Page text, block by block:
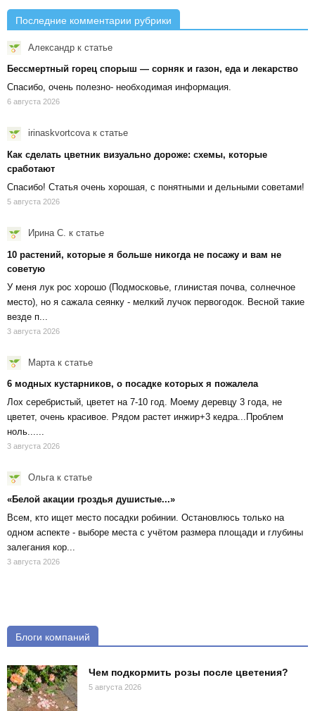
Последние комментарии рубрики
Александр к статье
Бессмертный горец спорыш — сорняк и газон, еда и лекарство
Спасибо, очень полезно- необходимая информация.
6 августа 2026
irinaskvortcovaк статье
Как сделать цветник визуально дороже: схемы, которые
сработают
Спасибо! Статья очень хорошая, с понятными и дельными советами!
5 августа 2026
Ирина С. к статье
10 растений, которые я больше никогда не посажу и вам не
советую
У меня лук рос хорошо (Подмосковье, глинистая почва, солнечное
место), но я сажала сеянку - мелкий лучок первогодок. Весной такие
везде п...
3 августа 2026
Марта к статье
6 модных кустарников, о посадке которых я пожалела
Лох серебристый, цветет на 7-10 год. Моему деревцу 3 года, не
цветет, очень красивое. Рядом растет инжир+3 кедра...Проблем
ноль......
3 августа 2026
Ольгак статье
«Белой акации гроздья душистые...»
Всем, кто ищет место посадки робинии. Остановлюсь только на
одном аспекте - выборе места с учётом размера площади и глубины
залегания кор...
3 августа 2026
Блоги компаний
Чем подкормить розы после цветения?
5 августа 2026